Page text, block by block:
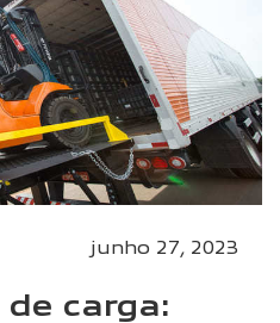
junho 27, 2023
carga: